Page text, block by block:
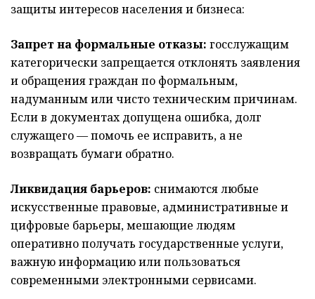
защиты интересов населения и бизнеса:
Запрет на формальные отказы: госслужащим
категорически запрещается отклонять заявления
и обращения граждан по формальным,
надуманным или чисто техническим причинам.
Если в документах допущена ошибка, долг
служащего — помочь ее исправить, а не
возвращать бумаги обратно.
Ликвидация барьеров: снимаются любые
искусственные правовые, административные и
цифровые барьеры, мешающие людям
оперативно получать государственные услуги,
важную информацию или пользоваться
современными электронными сервисами.